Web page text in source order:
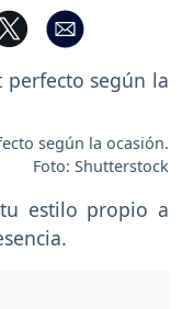
según la ocasión.
Foto: Shutterstock
estilo propio a